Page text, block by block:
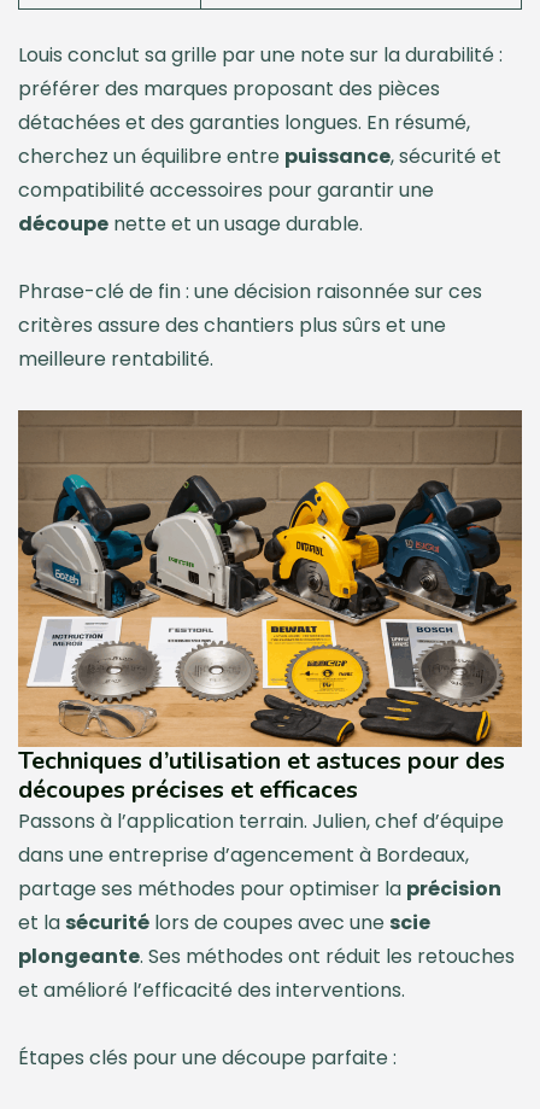
Louis conclut sa grille par une note sur la durabilité :
préférer des marques proposant des pièces
détachées et des garanties longues. En résumé,
cherchez un équilibre entre puissance, sécurité et
compatibilité accessoires pour garantir une
découpe nette et un usage durable.
Phrase-clé de fin : une décision raisonnée sur ces
critères assure des chantiers plus sûrs et une
meilleure rentabilité.
Techniques d’utilisation et astuces pour des
découpes précises et efficaces
Passons à l’application terrain. Julien, chef d’équipe
dans une entreprise d’agencement à Bordeaux,
partage ses méthodes pour optimiser la précision
et la sécurité lors de coupes avec une scie
plongeante. Ses méthodes ont réduit les retouches
et amélioré l’efficacité des interventions.
Étapes clés pour une découpe parfaite :